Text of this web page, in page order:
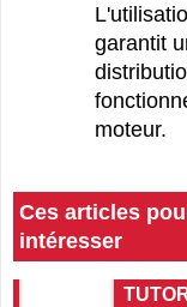
garantit
moteur.
Ces articles
intéresser